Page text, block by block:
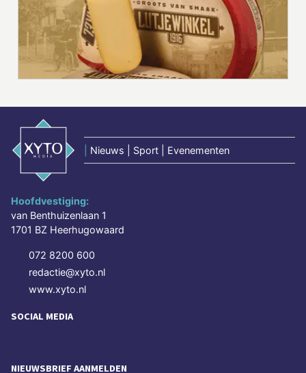
Nieuws | Sport | Evenementen
Hoofdvestiging:
van Benthuizenlaan 1
1701 BZ Heerhugowaard
072 8200 600
redactie@xyto.nl
www.xyto.nl
SOCIAL MEDIA
NIEUWSBRIEF AANMELDEN